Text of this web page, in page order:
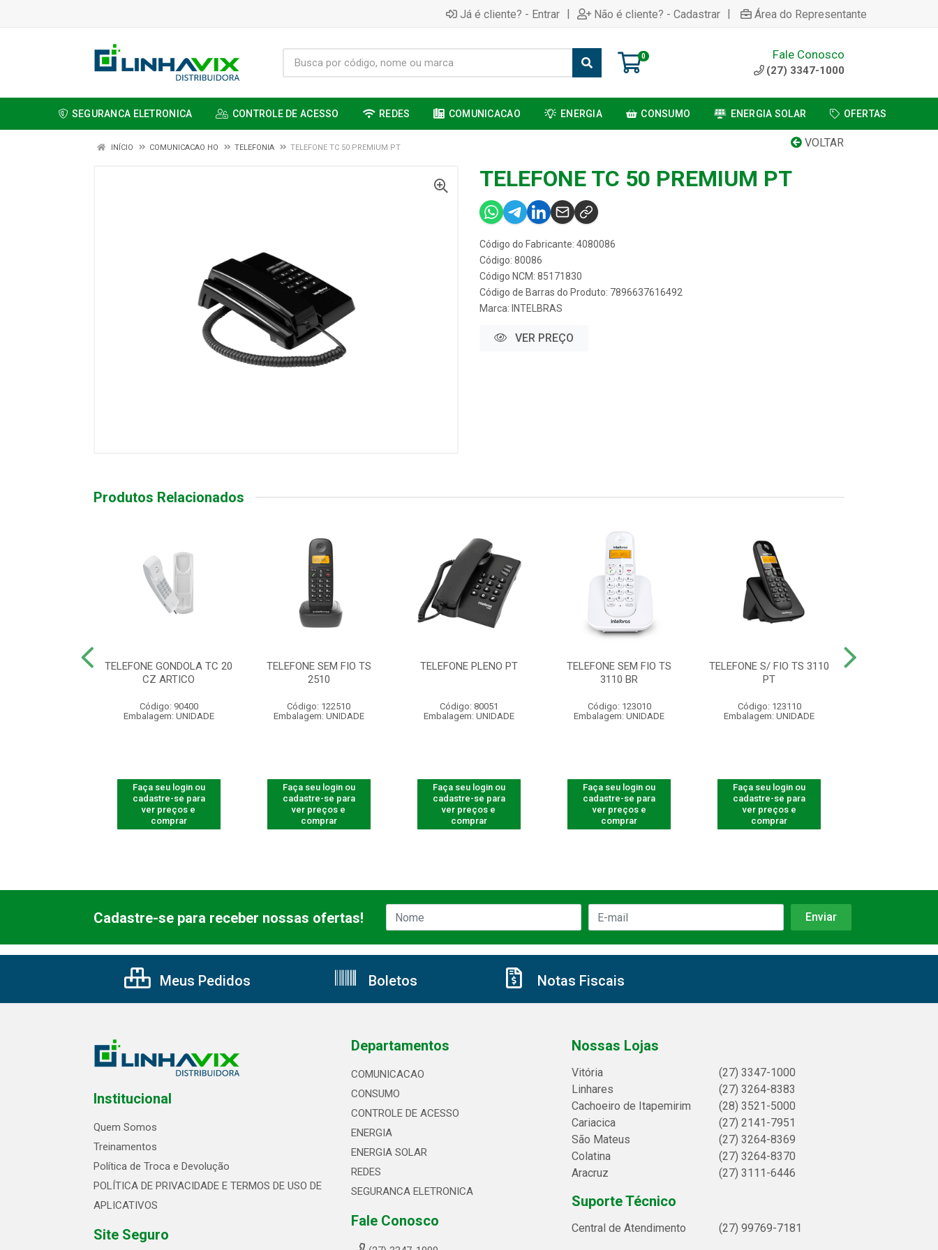
Já é cliente? - Entrar | Não é cliente? - Cadastrar | Área do Representante
0 Fale Conosco
(27) 3347-1000
SEGURANCA ELETRONICA CONTROLE DE ACESSO REDES COMUNICACAO ENERGIA CONSUMO ENERGIA SOLAR OFERTAS
VOLTAR
INÍCIO COMUNICACAO HO TELEFONIA TELEFONE TC 50 PREMIUM PT
TELEFONE TC 50 PREMIUM PT
Código do Fabricante: 4080086
Código: 80086
Código NCM: 85171830
Código de Barras do Produto: 7896637616492
Marca: INTELBRAS
VER PREÇO
Produtos Relacionados
TELEFONE GONDOLA TC 20
CZ ARTICO
Código: 90400
Embalagem: UNIDADE
Faça seu login ou
cadastre-se para
ver preços e
comprar
TELEFONE SEM FIO TS
2510
Código: 122510
Embalagem: UNIDADE
Faça seu login ou
cadastre-se para
ver preços e
comprar
TELEFONE PLENO PT
Código: 80051
Embalagem: UNIDADE
Faça seu login ou
cadastre-se para
ver preços e
comprar
TELEFONE SEM FIO TS
3110 BR
Código: 123010
Embalagem: UNIDADE
Faça seu login ou
cadastre-se para
ver preços e
comprar
TELEFONE S/ FIO TS 3110
PT
Código: 123110
Embalagem: UNIDADE
Faça seu login ou
cadastre-se para
ver preços e
comprar
Cadastre-se para receber nossas ofertas!
Meus Pedidos Boletos Notas Fiscais
Institucional
Quem Somos
Treinamentos
Política de Troca e Devolução
POLÍTICA DE PRIVACIDADE E TERMOS DE USO DE
APLICATIVOS
Site Seguro
Departamentos
COMUNICACAO
CONSUMO
CONTROLE DE ACESSO
ENERGIA
ENERGIA SOLAR
REDES
SEGURANCA ELETRONICA
Fale Conosco
Nossas Lojas
Vitória
(27) 3347-1000
Linhares
(27) 3264-8383
Cachoeiro de Itapemirim
(28) 3521-5000
Cariacica
(27) 2141-7951
São Mateus
(27) 3264-8369
Colatina
(27) 3264-8370
Aracruz
(27) 3111-6446
Suporte Técnico
Central de Atendimento (27) 99769-7181